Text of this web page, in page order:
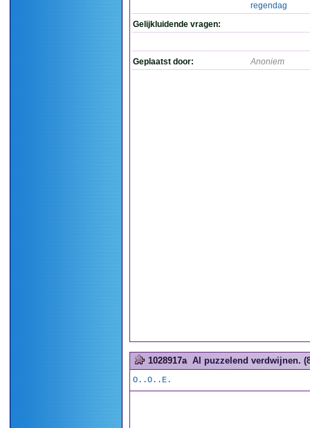
regendag
Gelijkluidende vragen:
Geplaatst door: Anoniem
1028917a Al puzzelend verdwijnen.
O..O..E.